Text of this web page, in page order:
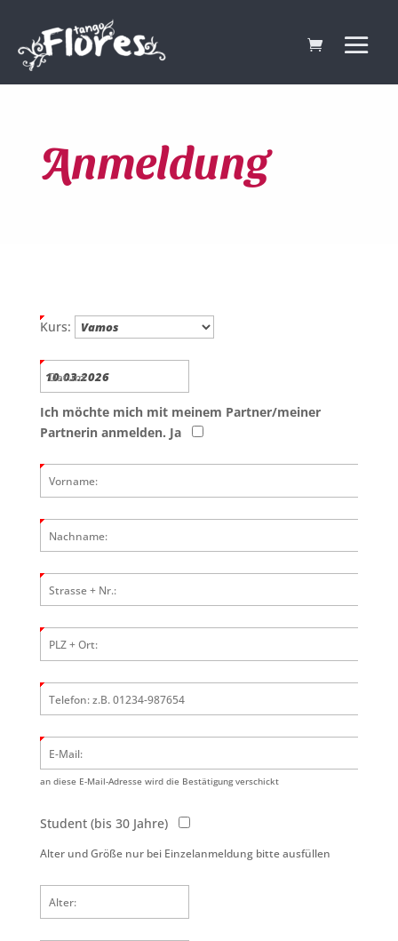
Anmeldung
Kurs:
Datum:
Ich möchte mich mit meinem Partner/meiner
Partnerin anmelden. Ja
Vorname:
Nachname:
Strasse + Nr.:
PLZ + Ort:
Telefon: z.B. 01234-987654
E-Mail:
an diese E-Mail-Adresse wird die Bestätigung verschickt
Student (bis 30 Jahre)
Alter und Größe nur bei Einzelanmeldung bitte ausfüllen
Alter: